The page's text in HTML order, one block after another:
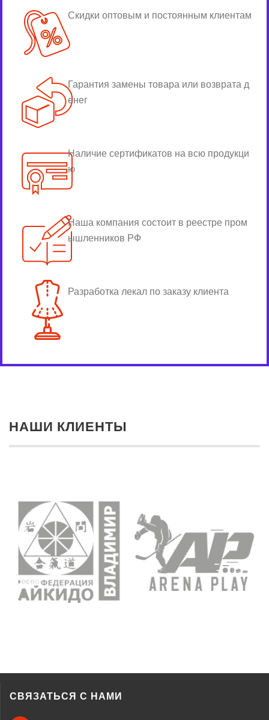
Скидки оптовым и постоянным клиентам
Гарантия замены товара или возврата д
енег
Наличие сертификатов на всю продукци
ю
Наша компания состоит в реестре пром
ышленников РФ
Разработка лекал по заказу клиента
НАШИ КЛИЕНТЫ
СВЯЗАТЬСЯ С НАМИ